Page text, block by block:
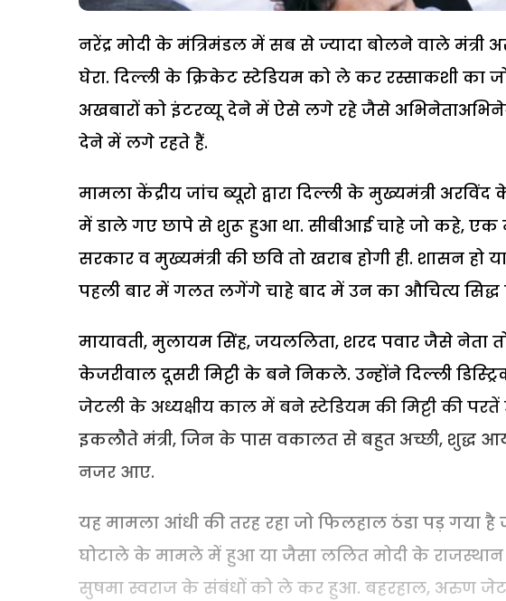
नरेंद्र मोदी के मंत्रिमंडल में सब से ज्यादा बोलने वाले
घेरा. दिल्ली के क्रिकेट स्टेडियम को ले कर रस्साकशी का
अखबारों को इंटरव्यू देने में ऐसे लगे रहे जैसे
देने में लगे रहते हैं.
मामला केंद्रीय जांच ब्यूरो द्वारा दिल्ली के मुख्यमंत्री
में डाले गए छापे से शुरू हुआ था. सीबीआई चाहे जो कहे, एक
सरकार व मुख्यमंत्री की छवि तो खराब होगी ही. शासन
पहली बार में गलत लगेंगे चाहे बाद में उन का औचित्य
मायावती, मुलायम सिंह, जयललिता, शरद पवार जैसे नेता
केजरीवाल दूसरी मिट्टी के बने निकले. उन्होंने दिल्ली
जेटली के अध्यक्षीय काल में बने स्टेडियम की मिट्टी की
इकलौते मंत्री, जिन के पास वकालत से बहुत अच्छी, शुद्ध
नजर आए.
यह मामला आंधी की तरह रहा जो फिलहाल ठंडा पड़ गया
घोटाले के मामले में हुआ या जैसा ललित मोदी के राजस्थान
सुषमा स्वराज के संबंधों को ले कर हुआ. बहरहाल, अरुण